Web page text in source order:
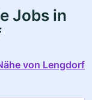
Jobs in
von Lengdorf